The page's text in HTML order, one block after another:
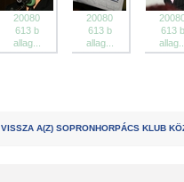
20080
613 b
allag...
20080
613 b
allag...
613 b
VISSZA A(Z) SOPRONHORPÁCS KLUB